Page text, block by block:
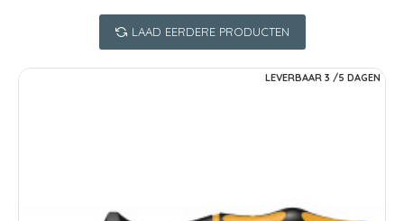
LAAD EERDERE PRODUCTEN
LEVERBAAR 3 /5 DAGEN